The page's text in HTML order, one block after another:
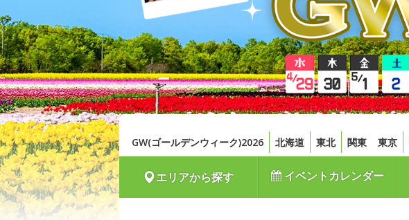
GW(ゴールデンウィーク)2026 北海道 東北 関東 東京
エリアから探す イベントカレンダー